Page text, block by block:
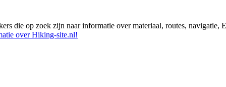
die op zoek zijn naar informatie over materiaal, routes,
over Hiking-site.nl!